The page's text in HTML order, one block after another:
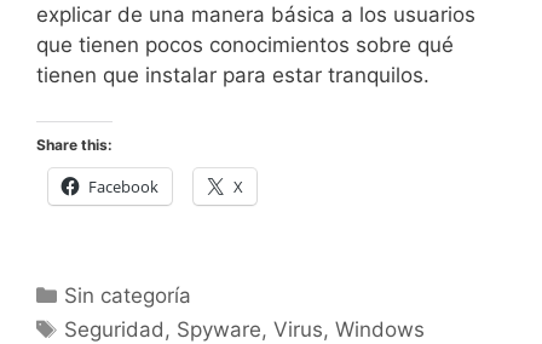
explicar de una manera básica a los usuarios
que tienen pocos conocimientos sobre qué
tienen que instalar para estar tranquilos.
Share this:
Facebook X
Categorías
Sin categoría
Etiquetas
Seguridad, Spyware,Virus,Windows